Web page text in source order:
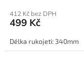
412 Kč bez DPH
499 Kč
Délka rukojeti: 340mm